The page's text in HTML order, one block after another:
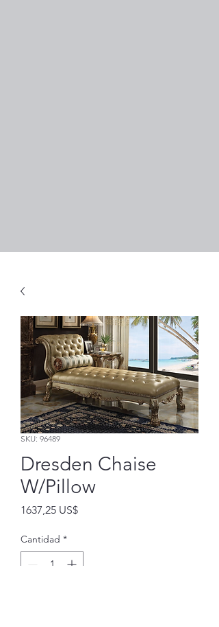
SKU: 96489
Dresden Chaise
W/Pillow
1637,25 US$Precio
Cantidad *